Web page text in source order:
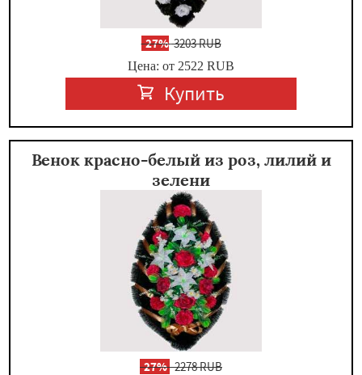
-27%3203 RUB
Цена: от 2522 RUB
Купить
Венок красно-белый из роз, лилий и
зелени
-27%2278 RUB